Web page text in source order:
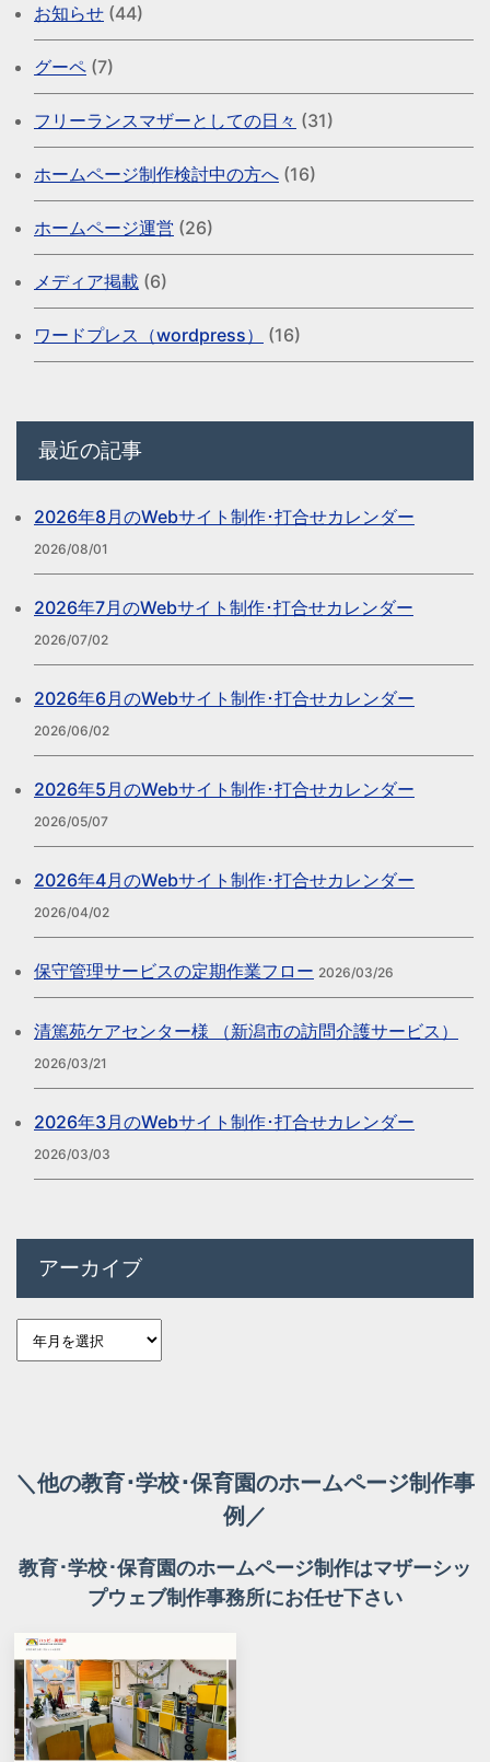
お知らせ (44)
グーペ (7)
フリーランスマザーとしての日々 (31)
ホームページ制作検討中の方へ (16)
ホームページ運営 (26)
メディア掲載 (6)
ワードプレス（wordpress） (16)
最近の記事
2026年8月のWebサイト制作･打合せカレンダー
2026/08/01
2026年7月のWebサイト制作･打合せカレンダー
2026/07/02
2026年6月のWebサイト制作･打合せカレンダー
2026/06/02
2026年5月のWebサイト制作･打合せカレンダー
2026/05/07
2026年4月のWebサイト制作･打合せカレンダー
2026/04/02
保守管理サービスの定期作業フロー 2026/03/26
清篤苑ケアセンター様 （新潟市の訪問介護サービス）
2026/03/21
2026年3月のWebサイト制作･打合せカレンダー
2026/03/03
アーカイブ
＼他の教育･学校･保育園のホームページ制作事
例／
教育･学校･保育園のホームページ制作はマザーシッ
プウェブ制作事務所にお任せ下さい